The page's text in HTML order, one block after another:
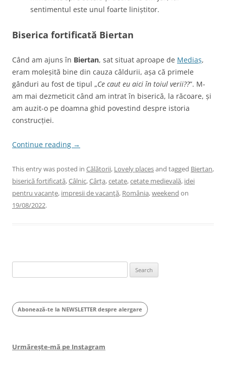
sentimentul este unul foarte liniștitor.
Biserica fortificată Biertan
Când am ajuns în Biertan, sat situat aproape de Mediaș,
eram moleșită bine din cauza căldurii, așa că primele
gânduri au fost de tipul „Ce caut eu aici în toiul verii??”. M-
am mai dezmeticit când am intrat în biserică, la răcoare, și
am auzit-o pe doamna ghid povestind despre istoria
construcției.
Continue reading →
This entry was posted in Călătorii, Lovely placesand tagged Biertan,
biserică fortificată,Câlnic,Cârța,cetate,cetate medievală, idei
pentru vacanțe, impresii de vacanţă, România,weekend on
19/08/2022.
for:
Abonează-te la NEWSLETTER despre alergare
Urmărește-mă pe Instagram